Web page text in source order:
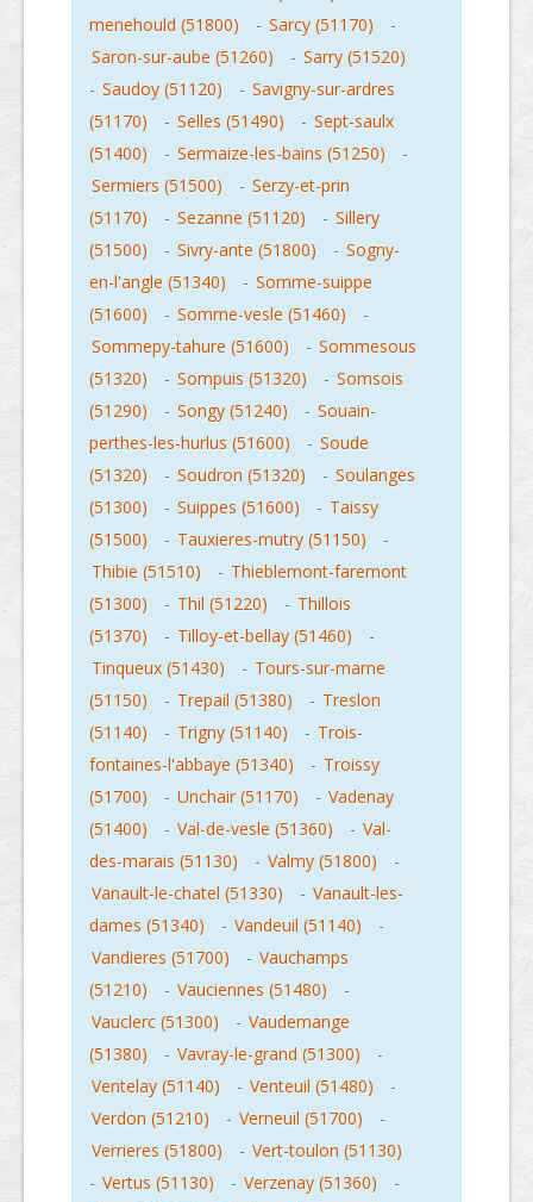
menehould (51800)
- Sarcy (51170)
-
Saron-sur-aube (51260)
- Sarry (51520)
- Saudoy (51120) - Savigny-sur-ardres
(51170)
- Selles (51490) - Sept-saulx
(51400)
- Sermaize-les-bains (51250)
-
Sermiers (51500)
- Serzy-et-prin
(51170)
- Sezanne (51120) - Sillery
(51500)
- Sivry-ante (51800) - Sogny-
en-l'angle (51340)
- Somme-suippe
(51600)
- Somme-vesle (51460)
-
Sommepy-tahure (51600)
- Sommesous
(51320)
- Sompuis (51320) - Somsois
(51290)
- Songy (51240) - Souain-
perthes-les-hurlus (51600)
- Soude
(51320)
- Soudron (51320) - Soulanges
(51300)
- Suippes (51600) - Taissy
(51500)
- Tauxieres-mutry (51150)
-
Thibie (51510)
- Thieblemont-faremont
(51300)
- Thil (51220) - Thillois
(51370)
- Tilloy-et-bellay (51460)
-
Tinqueux (51430)
- Tours-sur-marne
(51150)
- Trepail (51380) - Treslon
(51140)
- Trigny (51140) - Trois-
fontaines-l'abbaye (51340)
- Troissy
(51700)
- Unchair (51170) - Vadenay
(51400)
- Val-de-vesle (51360) - Val-
des-marais (51130)
- Valmy (51800)
-
Vanault-le-chatel (51330)
- Vanault-les-
dames (51340)
- Vandeuil (51140)
-
Vandieres (51700)
- Vauchamps
(51210)
- Vauciennes (51480)
-
Vauclerc (51300)
- Vaudemange
(51380)
- Vavray-le-grand (51300)
-
Ventelay (51140)
- Venteuil (51480)
-
Verdon (51210)
- Verneuil (51700)
-
Verrieres (51800)
- Vert-toulon (51130)
- Vertus (51130) - Verzenay (51360)
-